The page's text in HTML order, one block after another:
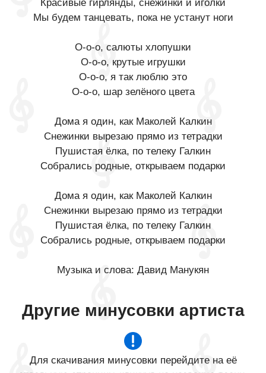
Красивые гирлянды, снежинки и иголки
Мы будем танцевать, пока не устанут ноги
О-о-о, салюты хлопушки
О-о-о, крутые игрушки
О-о-о, я так люблю это
О-о-о, шар зелёного цвета
Дома я один, как Маколей Калкин
Снежинки вырезаю прямо из тетрадки
Пушистая ёлка, по телеку Галкин
Собрались родные, открываем подарки
Дома я один, как Маколей Калкин
Снежинки вырезаю прямо из тетрадки
Пушистая ёлка, по телеку Галкин
Собрались родные, открываем подарки
Музыка и слова: Давид Манукян
Другие минусовки артиста
Для скачивания минусовки перейдите на её